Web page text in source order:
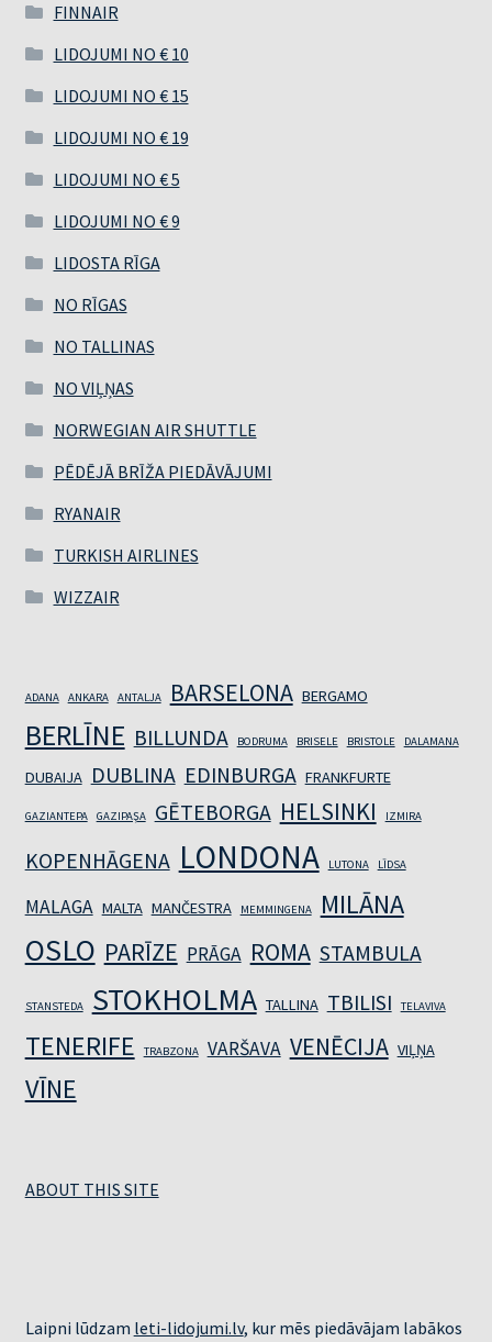
FINNAIR
LIDOJUMI NO € 10
LIDOJUMI NO € 15
LIDOJUMI NO € 19
LIDOJUMI NO € 5
LIDOJUMI NO € 9
LIDOSTA RĪGA
NO RĪGAS
NO TALLINAS
NO VIĻŅAS
NORWEGIAN AIR SHUTTLE
PĒDĒJĀ BRĪŽA PIEDĀVĀJUMI
RYANAIR
TURKISH AIRLINES
WIZZAIR
ADANA ANKARA ANTALJA BARSELONA BERGAMO
BERLĪNE BILLUNDA BODRUMA BRISELE BRISTOLE DALAMANA
DUBAIJA DUBLINA EDINBURGA FRANKFURTE
GAZIANTEPA GAZIPAŞA GĒTEBORGA HELSINKI IZMIRA
KOPENHĀGENA LONDONA LUTONA LĪDSA
MALAGA MALTA MANČESTRA MEMMINGENA MILĀNA
OSLO PARĪZE PRĀGA ROMA STAMBULA
STANSTEDA STOKHOLMA TALLINA TBILISI TELAVIVA
TENERIFE TRABZONA VARŠAVA VENĒCIJA VIĻŅA
VĪNE
ABOUT THIS SITE
Laipni lūdzam leti-lidojumi.lv, kur mēs piedāvājam labākos